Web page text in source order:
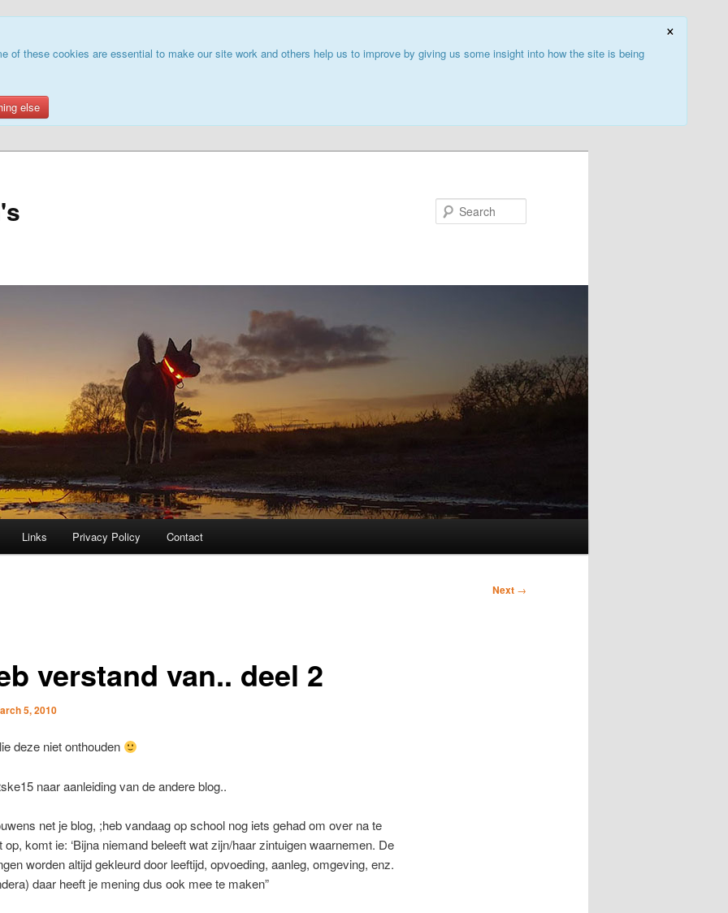
×
of these cookies are essential to make our site work and others help us to improve by giving us some insight into how the site is being
else
Links Privacy Policy Contact
Next →
verstand van.. deel 2
5, 2010
deze niet onthouden
naar aanleiding van de andere blog..
net je blog, ;heb vandaag op school nog iets gehad om over na te
op, komt ie: ‘Bijna niemand beleeft wat zijn/haar zintuigen waarnemen. De
worden altijd gekleurd door leeftijd, opvoeding, aanleg, omgeving, enz.
daar heeft je mening dus ook mee te maken”